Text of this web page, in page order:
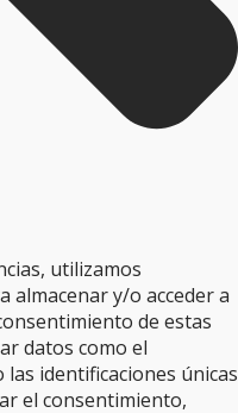
utilizamos
almacenar y/o acceder a
de estas
datos como el
identificaciones únicas
el consentimiento,